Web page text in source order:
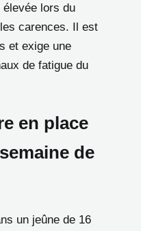
élevée lors du
carences. Il est
et exige une
de fatigue du
en place
de
un jeûne de 16